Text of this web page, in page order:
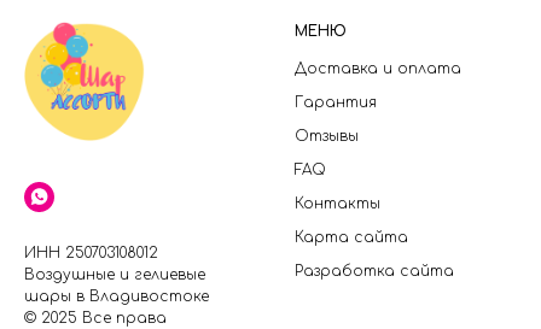
ИНН 250703108012
Воздушные и гелиевые
шары в Владивостоке
© 2025 Все права
МЕНЮ
Доставка и оплата
Гарантия
Отзывы
FAQ
Контакты
Карта сайта
Разработка сайта